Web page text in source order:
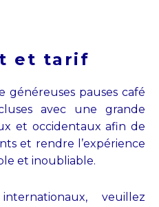
et tarif
généreuses pauses café
avec une grande
et occidentaux afin de
et rendre l’expérience
et inoubliable.
veuillez